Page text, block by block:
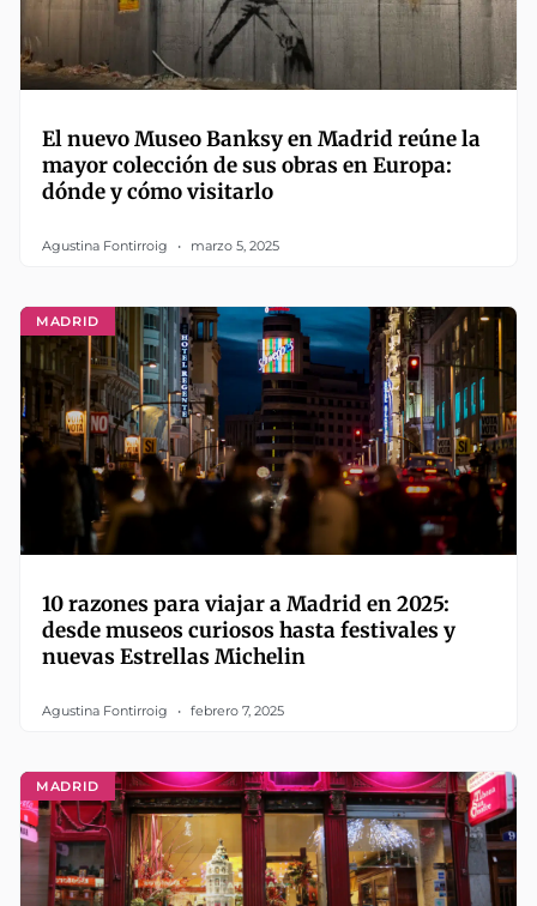
El nuevo Museo Banksy en Madrid reúne la
mayor colección de sus obras en Europa:
dónde y cómo visitarlo
Agustina Fontirroig marzo 5, 2025
MADRID
10 razones para viajar a Madrid en 2025:
desde museos curiosos hasta festivales y
nuevas Estrellas Michelin
Agustina Fontirroig febrero 7, 2025
MADRID